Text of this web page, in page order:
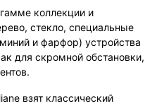
коллекции и
стекло, специальные
и фарфор) устройства
для скромной обстановки,
взят классический